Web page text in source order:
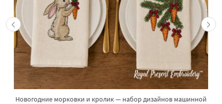
Новогодние морковки и кролик — набор дизайнов машинной